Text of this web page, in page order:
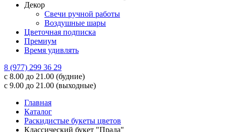
Декор
Свечи ручной работы
Воздушные шары
Цветочная подписка
Премиум
Время удивлять
8 (977) 299 36 29
с 8.00 до 21.00 (будние)
с 9.00 до 21.00 (выходные)
Главная
Каталог
Раскидистые букеты цветов
Классический букет "Прада"